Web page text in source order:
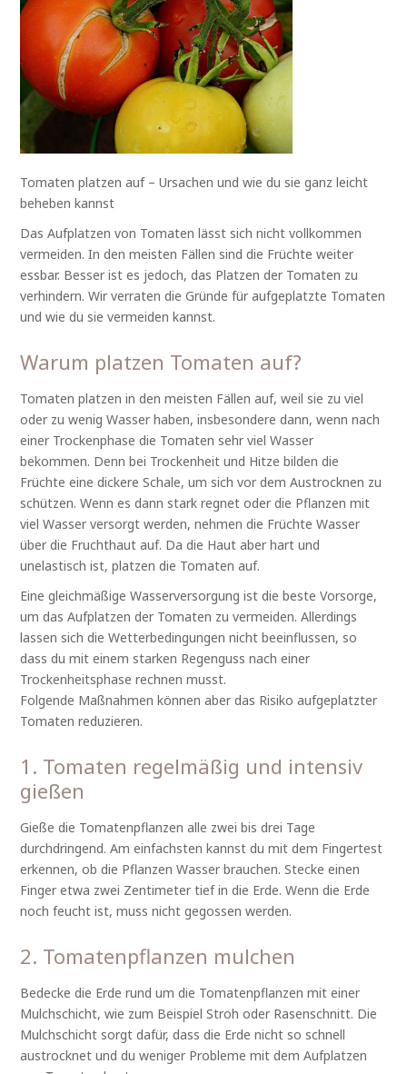
Tomaten platzen auf – Ursachen und wie du sie ganz leicht
beheben kannst
Das Aufplatzen von Tomaten lässt sich nicht vollkommen
vermeiden. In den meisten Fällen sind die Früchte weiter
essbar. Besser ist es jedoch, das Platzen der Tomaten zu
verhindern. Wir verraten die Gründe für aufgeplatzte Tomaten
und wie du sie vermeiden kannst.
Warum platzen Tomaten auf?
Tomaten platzen in den meisten Fällen auf, weil sie zu viel
oder zu wenig Wasser haben, insbesondere dann, wenn nach
einer Trockenphase die Tomaten sehr viel Wasser
bekommen. Denn bei Trockenheit und Hitze bilden die
Früchte eine dickere Schale, um sich vor dem Austrocknen zu
schützen. Wenn es dann stark regnet oder die Pflanzen mit
viel Wasser versorgt werden, nehmen die Früchte Wasser
über die Fruchthaut auf. Da die Haut aber hart und
unelastisch ist, platzen die Tomaten auf.
Eine gleichmäßige Wasserversorgung ist die beste Vorsorge,
um das Aufplatzen der Tomaten zu vermeiden. Allerdings
lassen sich die Wetterbedingungen nicht beeinflussen, so
dass du mit einem starken Regenguss nach einer
Trockenheitsphase rechnen musst.
Folgende Maßnahmen können aber das Risiko aufgeplatzter
Tomaten reduzieren.
1. Tomaten regelmäßig und intensiv
gießen
Gieße die Tomatenpflanzen alle zwei bis drei Tage
durchdringend. Am einfachsten kannst du mit dem Fingertest
erkennen, ob die Pflanzen Wasser brauchen. Stecke einen
Finger etwa zwei Zentimeter tief in die Erde. Wenn die Erde
noch feucht ist, muss nicht gegossen werden.
2. Tomatenpflanzen mulchen
Bedecke die Erde rund um die Tomatenpflanzen mit einer
Mulchschicht, wie zum Beispiel Stroh oder Rasenschnitt. Die
Mulchschicht sorgt dafür, dass die Erde nicht so schnell
austrocknet und du weniger Probleme mit dem Aufplatzen